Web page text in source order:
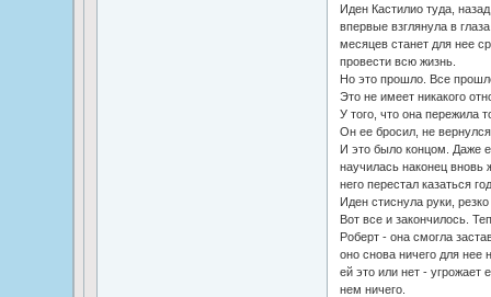
Иден Кастилио туда,
впервые взглянула в
месяцев станет для нее
провести всю жизнь.
Но это прошло. Все
Это не имеет никакого
У того, что она пережила
Он ее бросил, не
И это было концом. Даже
научилась наконец вновь
него перестал казаться
Иден стиснула руки,
Вот все и закончилось.
Роберт - она смогла
оно снова ничего для нее
ей это или нет - угрожает
нем ничего.